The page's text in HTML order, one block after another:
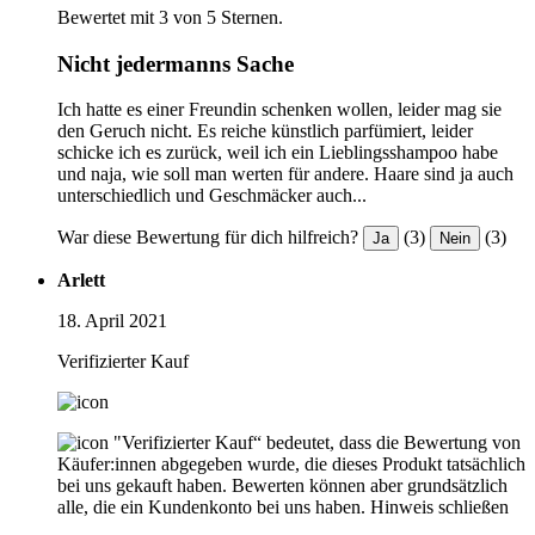
Bewertet mit 3 von 5 Sternen.
Nicht jedermanns Sache
Ich hatte es einer Freundin schenken wollen, leider mag sie
den Geruch nicht. Es reiche künstlich parfümiert, leider
schicke ich es zurück, weil ich ein Lieblingsshampoo habe
und naja, wie soll man werten für andere. Haare sind ja auch
unterschiedlich und Geschmäcker auch...
War diese Bewertung für dich hilfreich? Ja (3) Nein (3)
Arlett
18. April 2021
Verifizierter Kauf
"Verifizierter Kauf“ bedeutet, dass die Bewertung von
Käufer:innen abgegeben wurde, die dieses Produkt tatsächlich
bei uns gekauft haben. Bewerten können aber grundsätzlich
alle, die ein Kundenkonto bei uns haben. Hinweis schließen